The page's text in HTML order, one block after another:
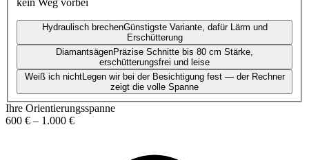
kein Weg vorbei
Hydraulisch brechenGünstigste Variante, dafür Lärm und
Erschütterung
DiamantsägenPräzise Schnitte bis 80 cm Stärke,
erschütterungsfrei und leise
Weiß ich nichtLegen wir bei der Besichtigung fest — der Rechner
zeigt die volle Spanne
Ihre Orientierungsspanne
600 € – 1.000 €